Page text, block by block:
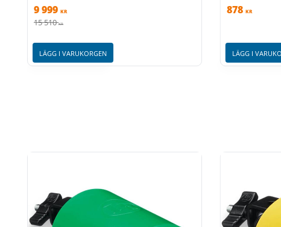
9 999 KR
15 510 KR
LÄGG I VARUKORGEN
878 KR
LÄGG I